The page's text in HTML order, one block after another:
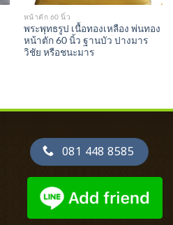
หน้าตัก 60 นิ้ว
พระพุทธรูป เนื้อทองเหลือง พ่นทอง
หน้าตัก 60 นิ้ว ฐานบัว ปางมาร
วิชัย หรือชนะมาร
081 448 8585